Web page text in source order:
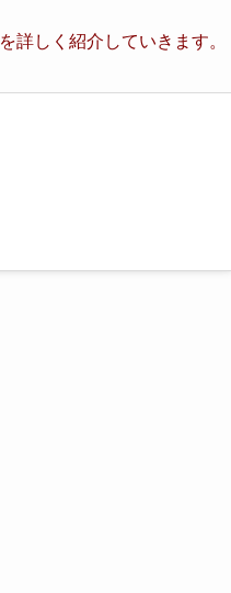
を詳しく紹介していきます。